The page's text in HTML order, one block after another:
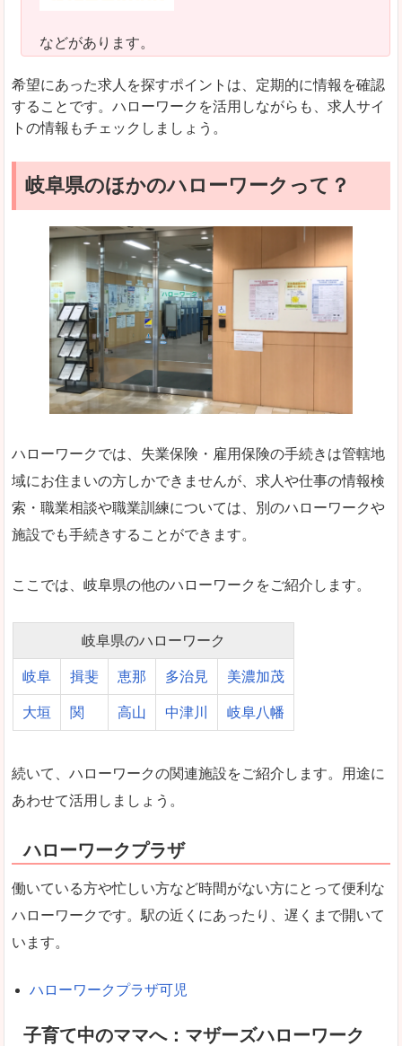
などがあります。
希望にあった求人を探すポイントは、定期的に情報を確認
することです。ハローワークを活用しながらも、求人サイ
トの情報もチェックしましょう。
岐阜県のほかのハローワークって？
ハローワークでは、失業保険・雇用保険の手続きは管轄地
域にお住まいの方しかできませんが、求人や仕事の情報検
索・職業相談や職業訓練については、別のハローワークや
施設でも手続きすることができます。
ここでは、岐阜県の他のハローワークをご紹介します。
岐阜県のハローワーク
岐阜 揖斐 恵那 多治見 美濃加茂
大垣 関 高山 中津川 岐阜八幡
続いて、ハローワークの関連施設をご紹介します。用途に
あわせて活用しましょう。
ハローワークプラザ
働いている方や忙しい方など時間がない方にとって便利な
ハローワークです。駅の近くにあったり、遅くまで開いて
います。
ハローワークプラザ可児
子育て中のママへ：マザーズハローワーク